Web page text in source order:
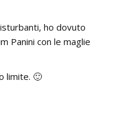
ho dovuto
Panini con le maglie
limite. 🙂